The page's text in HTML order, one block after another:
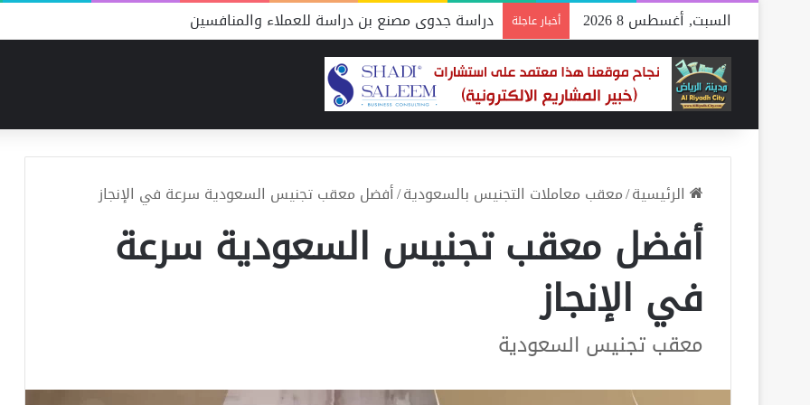
السبت, أغسطس 8 2026 أخبار عاجلة دراسة جدوى مصنع بن دراسة للعملاء والمنافسين
الرئيسية/معقب معاملات التجنيس بالسعودية/أفضل معقب تجنيس السعودية سرعة في الإنجاز
أفضل معقب تجنيس السعودية سرعة
في الإنجاز
معقب تجنيس السعودية